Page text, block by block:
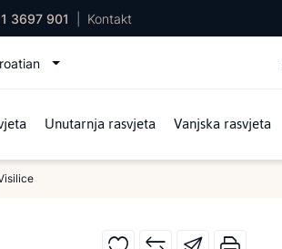
3697 901 Kontakt
Unutarnja rasvjeta Vanjska rasvjeta